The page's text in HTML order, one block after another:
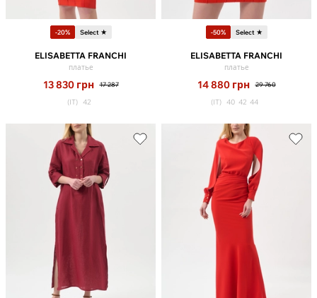
-20% Select ★
ELISABETTA FRANCHI
платье
13 830 грн 17 287
(IT) 42
-50% Select ★
ELISABETTA FRANCHI
платье
14 880 грн 29 760
(IT) 40 42 44